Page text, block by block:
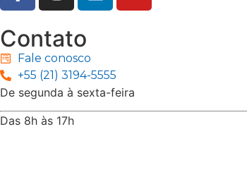
Contato
Fale conosco
+55 (21) 3194-5555
De segunda à sexta-feira
Das 8h às 17h